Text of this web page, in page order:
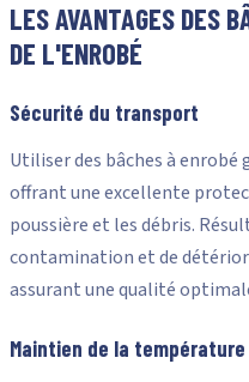
LES AVANTAGES DES
DE L'ENROBÉ
Sécurité du transport
Utiliser des bâches à
offrant une excellente
poussière et les débris.
contamination et de
assurant une qualité
Maintien de la température